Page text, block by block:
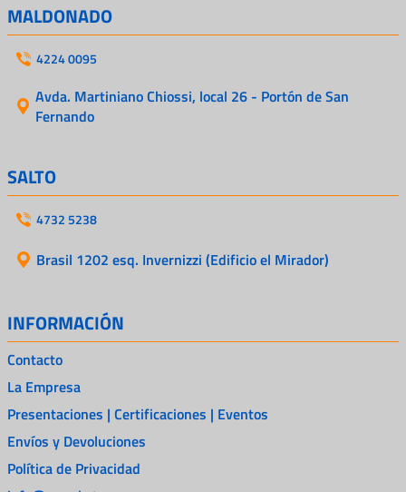
MALDONADO
4224 0095
Avda. Martiniano Chiossi, local 26 - Portón de San
Fernando
SALTO
4732 5238
Brasil 1202 esq. Invernizzi (Edificio el Mirador)
INFORMACIÓN
Contacto
La Empresa
Presentaciones | Certificaciones | Eventos
Envíos y Devoluciones
Política de Privacidad